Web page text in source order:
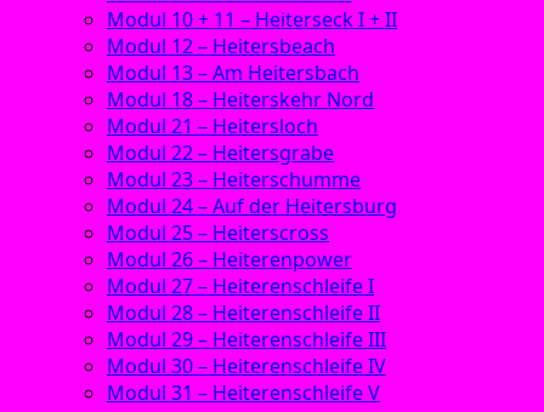
Modul 10 + 11 – Heiterseck I + II
Modul 12 – Heitersbeach
Modul 13 – Am Heitersbach
Modul 18 – Heiterskehr Nord
Modul 21 – Heitersloch
Modul 22 – Heitersgrabe
Modul 23 – Heiterschumme
Modul 24 – Auf der Heitersburg
Modul 25 – Heiterscross
Modul 26 – Heiterenpower
Modul 27 – Heiterenschleife I
Modul 28 – Heiterenschleife II
Modul 29 – Heiterenschleife III
Modul 30 – Heiterenschleife IV
Modul 31 – Heiterenschleife V